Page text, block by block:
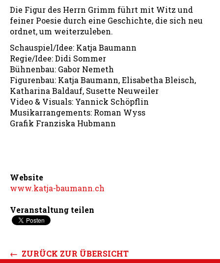
Die Figur des Herrn Grimm führt mit Witz und
feiner Poesie durch eine Geschichte, die sich neu
ordnet, um weiterzuleben.
Schauspiel/Idee: Katja Baumann
Regie/Idee: Didi Sommer
Bühnenbau: Gabor Nemeth
Figurenbau: Katja Baumann, Elisabetha Bleisch,
Katharina Baldauf, Susette Neuweiler
Video & Visuals: Yannick Schöpflin
Musikarrangements: Roman Wyss
Grafik Franziska Hubmann
Website
www.katja-baumann.ch
Veranstaltung teilen
← ZURÜCK ZUR ÜBERSICHT